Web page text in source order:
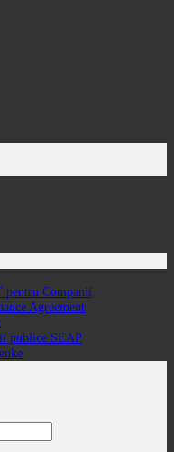
Companii
Agreement
publice SEAP